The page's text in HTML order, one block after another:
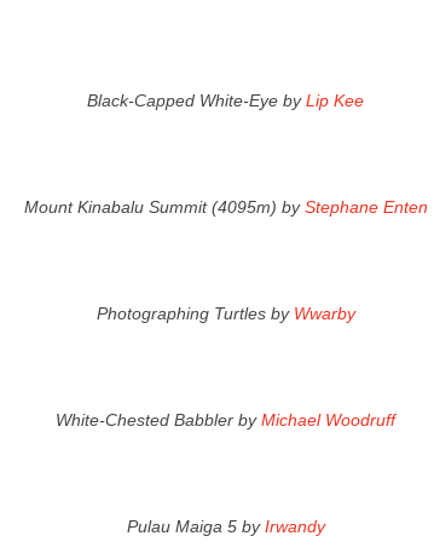
Black-Capped White-Eye byLip Kee
Mount Kinabalu Summit (4095m) byStephane Enten
Photographing Turtles by Wwarby
White-Chested Babbler byMichael Woodruff
Pulau Maiga 5 byIrwandy